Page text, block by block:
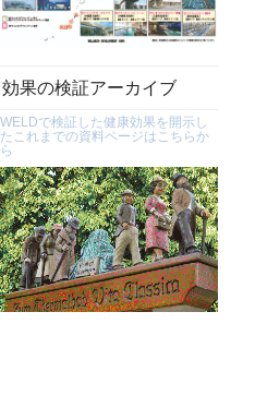
効果の検証アーカイブ
WELDで検証した健康効果を開示し
たこれまでの資料ページはこちらか
ら